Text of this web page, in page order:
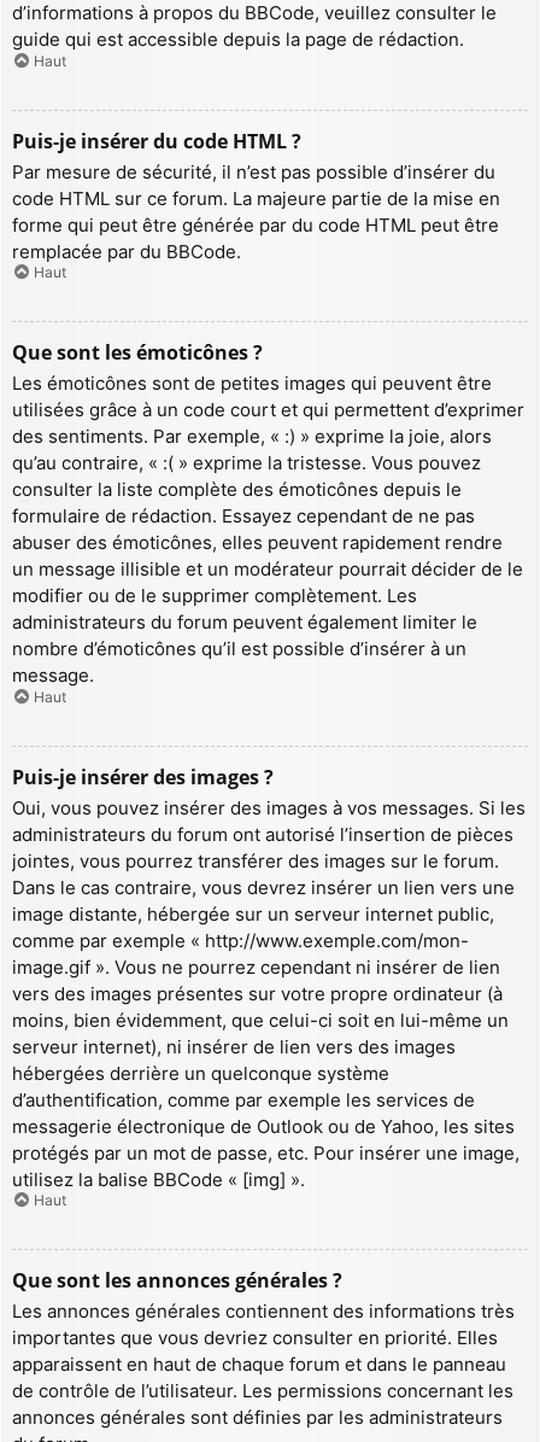
d’informations à propos du BBCode, veuillez consulter le
guide qui est accessible depuis la page de rédaction.
Haut
Puis-je insérer du code HTML ?
Par mesure de sécurité, il n’est pas possible d’insérer du
code HTML sur ce forum. La majeure partie de la mise en
forme qui peut être générée par du code HTML peut être
remplacée par du BBCode.
Haut
Que sont les émoticônes ?
Les émoticônes sont de petites images qui peuvent être
utilisées grâce à un code court et qui permettent d’exprimer
des sentiments. Par exemple, « :) » exprime la joie, alors
qu’au contraire, « :( » exprime la tristesse. Vous pouvez
consulter la liste complète des émoticônes depuis le
formulaire de rédaction. Essayez cependant de ne pas
abuser des émoticônes, elles peuvent rapidement rendre
un message illisible et un modérateur pourrait décider de le
modifier ou de le supprimer complètement. Les
administrateurs du forum peuvent également limiter le
nombre d’émoticônes qu’il est possible d’insérer à un
message.
Haut
Puis-je insérer des images ?
Oui, vous pouvez insérer des images à vos messages. Si les
administrateurs du forum ont autorisé l’insertion de pièces
jointes, vous pourrez transférer des images sur le forum.
Dans le cas contraire, vous devrez insérer un lien vers une
image distante, hébergée sur un serveur internet public,
comme par exemple « http://www.exemple.com/mon-
image.gif ». Vous ne pourrez cependant ni insérer de lien
vers des images présentes sur votre propre ordinateur (à
moins, bien évidemment, que celui-ci soit en lui-même un
serveur internet), ni insérer de lien vers des images
hébergées derrière un quelconque système
d’authentification, comme par exemple les services de
messagerie électronique de Outlook ou de Yahoo, les sites
protégés par un mot de passe, etc. Pour insérer une image,
utilisez la balise BBCode « [img] ».
Haut
Que sont les annonces générales ?
Les annonces générales contiennent des informations très
importantes que vous devriez consulter en priorité. Elles
apparaissent en haut de chaque forum et dans le panneau
de contrôle de l’utilisateur. Les permissions concernant les
annonces générales sont définies par les administrateurs